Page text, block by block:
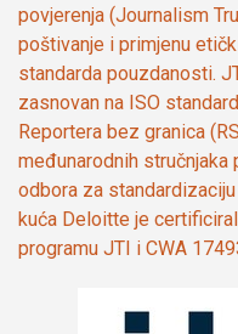
povjerenja (Journalism
poštivanje i primjenu
standarda pouzdanosti.
zasnovan na ISO
Reportera bez granica
međunarodnih
odbora za
kuća Deloitte je
programu JTI i CWA